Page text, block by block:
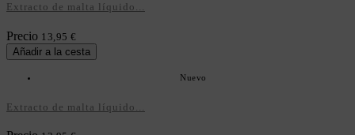
Extracto de malta líquido...
Precio 13,95 €
Añadir a la cesta
Nuevo
Extracto de malta líquido...